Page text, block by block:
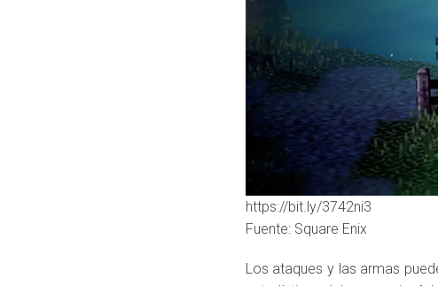
https://bit.ly/3742ni3
Fuente: Square Enix
Los ataques y las armas